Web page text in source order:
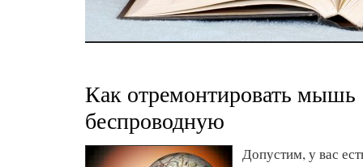
Как отремонтировать мышь
беспроводную
Допустим, у вас